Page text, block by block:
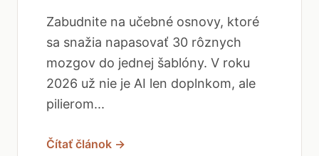
Zabudnite na učebné osnovy, ktoré
sa snažia napasovať 30 rôznych
mozgov do jednej šablóny. V roku
2026 už nie je AI len doplnkom, ale
pilierom...
Čítať článok →